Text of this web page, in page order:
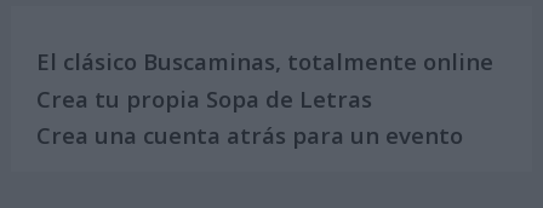
El clásico Buscaminas, totalmente online
Crea tu propia Sopa de Letras
Crea una cuenta atrás para un evento